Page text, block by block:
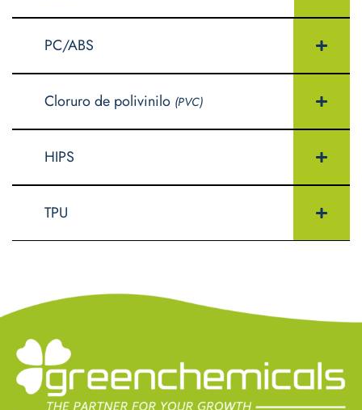
PC/ABS
Cloruro de polivinilo (PVC)
HIPS
TPU